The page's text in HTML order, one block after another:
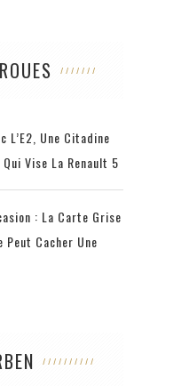
L’E2, Une Citadine
Vise La Renault 5
: La Carte Grise
Peut Cacher Une